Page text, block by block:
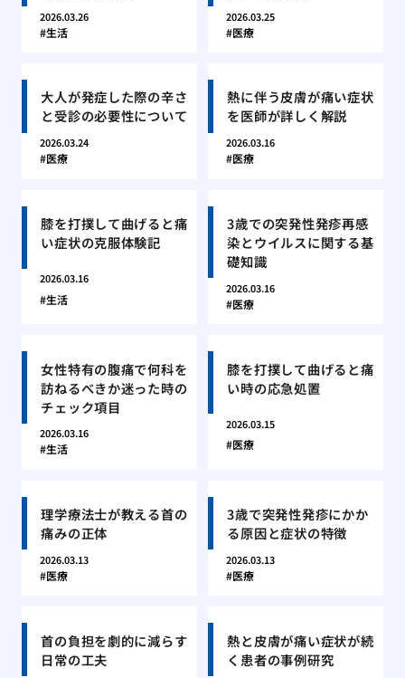
2026.03.26
生活
2026.03.25
医療
大人が発症した際の辛さ
と受診の必要性について
2026.03.24
医療
熱に伴う皮膚が痛い症状
を医師が詳しく解説
2026.03.16
医療
膝を打撲して曲げると痛
い症状の克服体験記
2026.03.16
生活
3歳での突発性発疹再感
染とウイルスに関する基
礎知識
2026.03.16
医療
女性特有の腹痛で何科を
訪ねるべきか迷った時の
チェック項目
2026.03.16
生活
膝を打撲して曲げると痛
い時の応急処置
2026.03.15
医療
理学療法士が教える首の
痛みの正体
2026.03.13
医療
3歳で突発性発疹にかか
る原因と症状の特徴
2026.03.13
医療
首の負担を劇的に減らす
日常の工夫
熱と皮膚が痛い症状が続
く患者の事例研究